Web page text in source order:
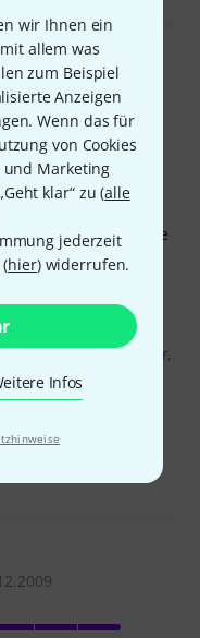
wir Ihnen ein
allem was
zum Beispiel
Anzeigen
Wenn das für
von Cookies
und Marketing
klar“ zu (alle
jederzeit
hier) widerrufen.
Infos
Aber hier war ich
immer den Stairville
der anderen
lassen und
Super schöner,
hält. Für